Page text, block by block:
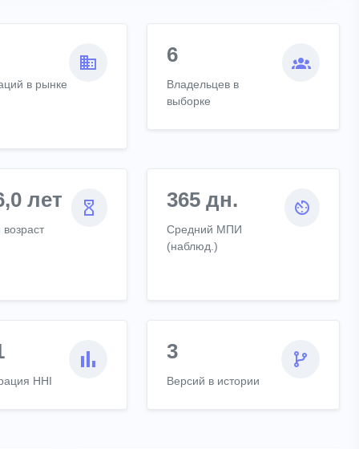
в рынке
6
Владельцев в
выборке
лет 365 дн.
Средний МПИ
(наблюд.)
HHI
3
Версий в истории